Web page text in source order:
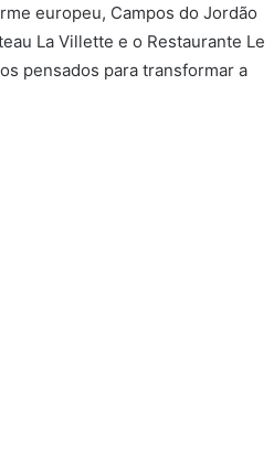
europeu, Campos do Jordão
La Villette e o Restaurante Le
pensados para transformar a